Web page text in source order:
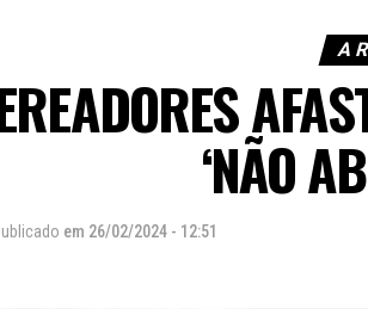
A
‘NÃO
em 26/02/2024 - 12:51